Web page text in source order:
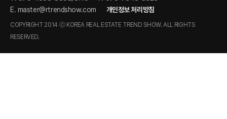
E. master@rtrendshow.com 개인정보 처리방침
COPYRIGHT 2014 ⓒ KOREA REAL ESTATE TREND SHOW. ALL RIGHTS
RESERVED.